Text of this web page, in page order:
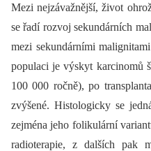
Mezi nejzávažnější, život
se řadí rozvoj sekundárních
mezi sekundárními
populaci je výskyt karcinomů
100 000 ročně), po
zvýšené. Histologicky se
zejména jeho folikulární
radioterapie, z dalších pak